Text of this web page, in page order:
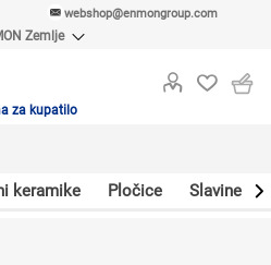
webshop@enmongroup.com
Zemlje
MKD
za kupatilo
keramike Pločice Slavine